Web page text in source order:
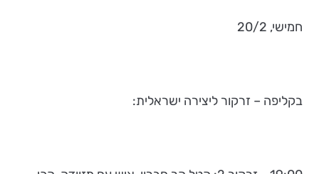
חמישי, 20/2
בקליפה – זרקור ליצירה ישראלית: